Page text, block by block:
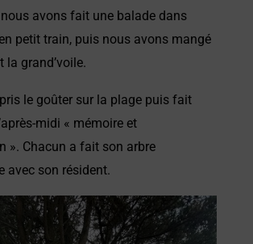
nous avons fait une balade dans
petit train, puis nous avons mangé
la grand’voile.
le goûter sur la plage puis fait
midi « mémoire et
». Chacun a fait son arbre
avec son résident.